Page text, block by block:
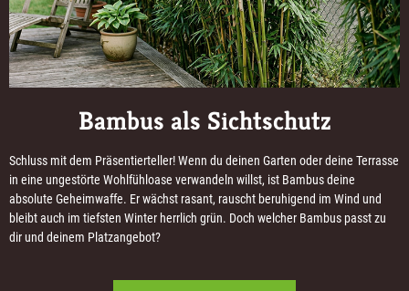
Bambus als Sichtschutz
Schluss mit dem Präsentierteller! Wenn du deinen Garten oder deine Terrasse
in eine ungestörte Wohlfühloase verwandeln willst, ist Bambus deine
absolute Geheimwaffe. Er wächst rasant, rauscht beruhigend im Wind und
bleibt auch im tiefsten Winter herrlich grün. Doch welcher Bambus passt zu
dir und deinem Platzangebot?